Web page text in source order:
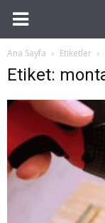
Ana Sayfa Etiketler
Etiket: